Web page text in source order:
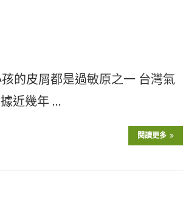
的皮屑都是過敏原之一 台灣氣
近幾年 …
閱讀更多